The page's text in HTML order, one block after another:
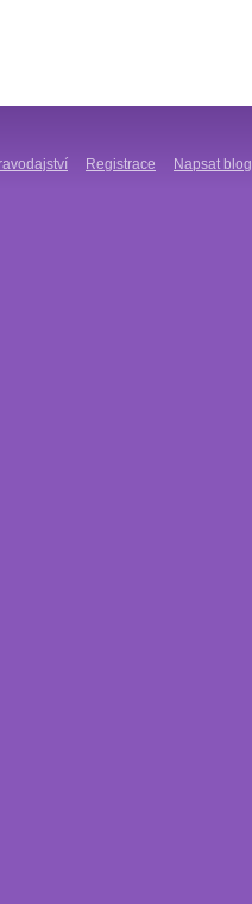
Registrace Napsat blog